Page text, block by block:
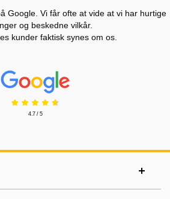
Google. Vi får ofte at vide at vi har hurtige
og beskedne vilkår.
kunder faktisk synes om os.
Prisjakt Anmeldelser: 4.7 Stjerne
4.7 / 5